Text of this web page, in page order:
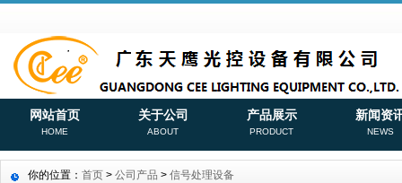
网站首页
HOME
关于公司
ABOUT
产品展示
PRODUCT
新闻资
NEWS
你的位置： 首页 > 公司产品 > 信号处理设备